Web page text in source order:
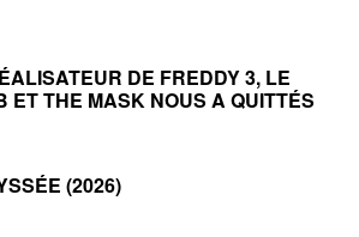
DE FREDDY 3, LE
ET THE MASK NOUS A QUITTÉS
(2026)